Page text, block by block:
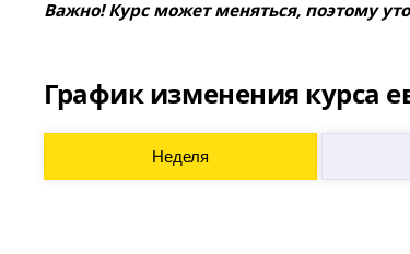
Важно! Курс может меняться, поэтому
График изменения курса
Неделя